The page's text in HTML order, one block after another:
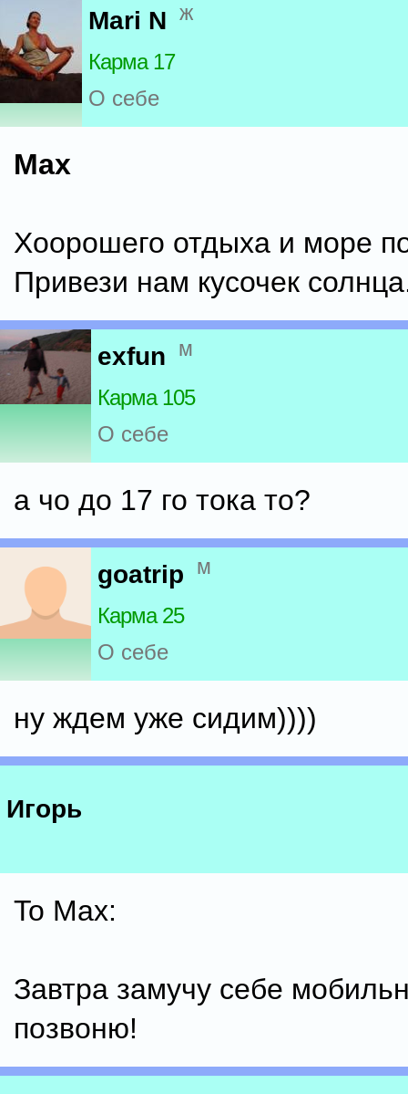
Mari N ж
Карма 17
О себе
Max
Хоорошего отдыха и море
Привези нам кусочек
exfun м
Карма 105
О себе
а чо до 17 го тока то?
goatrip м
Карма 25
О себе
ну ждем уже сидим))))
Игорь
To Max:
Завтра замучу себе
позвоню!